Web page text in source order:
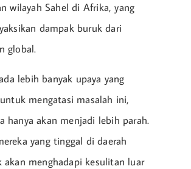
wilayah Sahel di Afrika, yang
dampak buruk dari
global.
lebih banyak upaya yang
mengatasi masalah ini,
hanya akan menjadi lebih parah.
yang tinggal di daerah
akan menghadapi kesulitan luar